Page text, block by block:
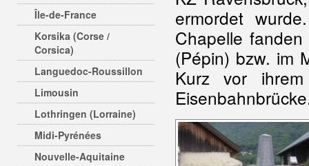
Île-de-France
Korsika (Corse /
Corsica)
Languedoc-Roussillon
Limousin
Lothringen (Lorraine)
Midi-Pyrénées
Nouvelle-Aquitaine
ermordet
Chapelle
(Pépin) bzw. im
Kurz vor